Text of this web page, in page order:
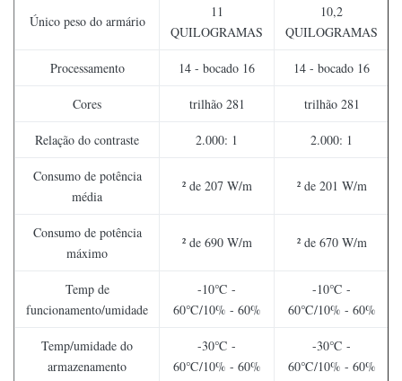
Único peso do armário
11
QUILOGRAMAS
10,2
QUILOGRAMAS
Processamento 14 - bocado 16 14 - bocado 16
Cores trilhão 281 trilhão 281
Relação do contraste 2.000: 1 2.000: 1
Consumo de potência
média
² de 207 W/m ² de 201 W/m
Consumo de potência
máximo
² de 690 W/m ² de 670 W/m
Temp de
funcionamento/umidade
-10℃ -
60℃/10% - 60%
-10℃ -
60℃/10% - 60%
Temp/umidade do
armazenamento
-30℃ -
60℃/10% - 60%
-30℃ -
60℃/10% - 60%